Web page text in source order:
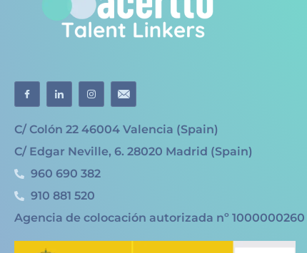
C/ Colón 22 46004 Valencia (Spain)
C/ Edgar Neville, 6. 28020 Madrid (Spain)
960 690 382
910 881 520
Agencia de colocación autorizada nº 1000000260